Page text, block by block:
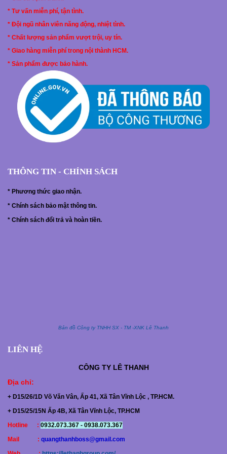
Ưu điểm: nhẹ, thoáng, độ bám tốt, giá thành
hợp lý
Chất liệu dày dặn, chịu lực tốt
Tăng độ bền khi sử dụng liên tục
Ưu điểm: chắc chắn, bền, chịu mài mòn cao
* Tư vấn miễn phí, tận tình.
* Đội ngũ nhân viên năng động, nhiệt tình.
* Chất lượng sản phẩm vượt trội, uy tín.
* Giao hàng miễn phí trong nội thành HCM.
* Sản phẩm được bảo hành.
THÔNG TIN - CHÍNH SÁCH
* Phương thức giao nhận.
* Chính sách bảo mật thông tin.
* Chính sách đổi trả và hoàn tiền.
Bản đồ Công ty TNHH SX - TM -XNK Lê Thanh
LIÊN HỆ
CÔNG TY LÊ THANH
Địa chỉ:
+ D15/26/1D Võ Văn Vân, Ấp 41, Xã Tân Vĩnh Lộc , TP.HCM.
+ D15/25/15N Ấp 4B, Xã Tân Vĩnh Lộc, TP.HCM
Hotline : 0932.073.367 - 0938.073.367
Mail : quangthanhboss@gmail.com